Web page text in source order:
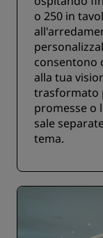
o 250 in
consentono
alla tua
trasformato
promesse o
sale
tema.